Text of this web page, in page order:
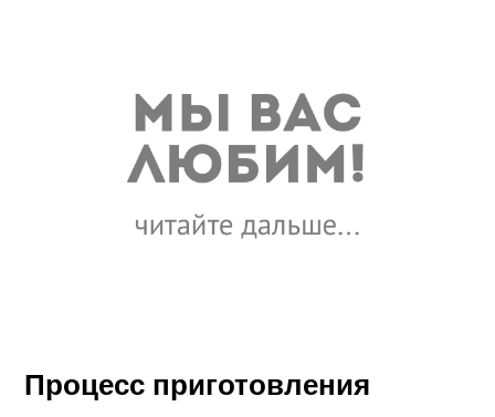
Процесс приготовления